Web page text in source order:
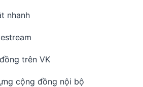
nhanh
trên VK
cộng đồng nội bộ